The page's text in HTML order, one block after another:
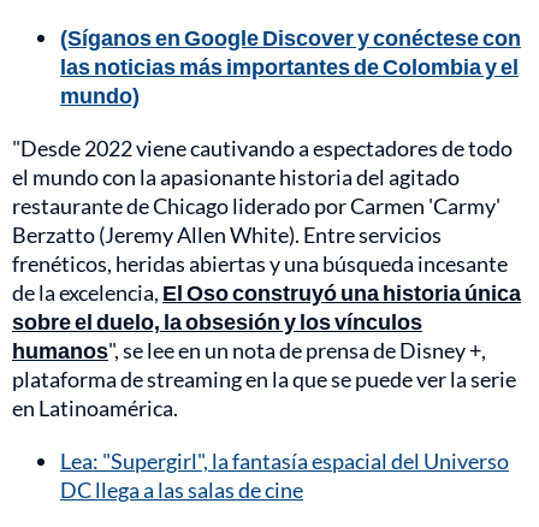
(Síganos en Google Discover y conéctese con
las noticias más importantes de Colombia y el
mundo)
"Desde 2022 viene cautivando a espectadores de todo
el mundo con la apasionante historia del agitado
restaurante de Chicago liderado por Carmen 'Carmy'
Berzatto (Jeremy Allen White). Entre servicios
frenéticos, heridas abiertas y una búsqueda incesante
de la excelencia, El Oso construyó una historia única
sobre el duelo, la obsesión y los vínculos
humanos", se lee en un nota de prensa de Disney +,
plataforma de streaming en la que se puede ver la serie
en Latinoamérica.
Lea: "Supergirl", la fantasía espacial del Universo
DC llega a las salas de cine